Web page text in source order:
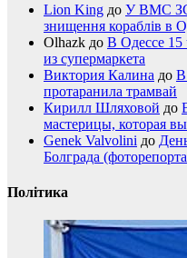
Lion King до У ВМС
знищення кораблів в
Olhazk до В Одессе 15
из супермаркета
Виктория Калина до В
протаранила трамвай
Кирилл Шляховой до
мастерицы, которая
Genek Valvolini до
Болграда
Політика